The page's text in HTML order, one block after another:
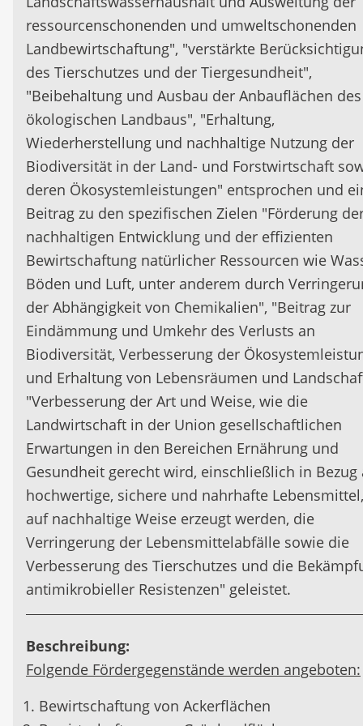
ressourcenschonenden und umweltschonenden
Landbewirtschaftung", "verstärkte
des Tierschutzes und der Tiergesundheit",
"Beibehaltung und Ausbau der Anbauflächen des
ökologischen Landbaus", "Erhaltung,
Wiederherstellung und nachhaltige Nutzung der
Biodiversität in der Land- und Forstwirtschaft
deren Ökosystemleistungen" entsprochen und
Beitrag zu den spezifischen Zielen "Förderung
nachhaltigen Entwicklung und der effizienten
Bewirtschaftung natürlicher Ressourcen wie
Böden und Luft, unter anderem durch
der Abhängigkeit von Chemikalien", "Beitrag zur
Eindämmung und Umkehr des Verlusts an
Biodiversität, Verbesserung der
und Erhaltung von Lebensräumen und
"Verbesserung der Art und Weise, wie die
Landwirtschaft in der Union gesellschaftlichen
Erwartungen in den Bereichen Ernährung und
Gesundheit gerecht wird, einschließlich in Bezug
hochwertige, sichere und nahrhafte
auf nachhaltige Weise erzeugt werden, die
Verringerung der Lebensmittelabfälle sowie die
Verbesserung des Tierschutzes und die
antimikrobieller Resistenzen" geleistet.
Beschreibung:
Folgende Fördergegenstände werden angeboten:
Bewirtschaftung von Ackerflächen